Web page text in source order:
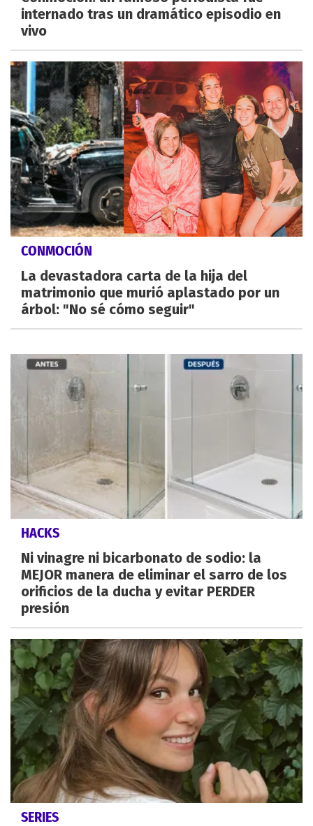
internado tras un dramático episodio en
vivo
CONMOCIÓN
La devastadora carta de la hija del
matrimonio que murió aplastado por un
árbol: "No sé cómo seguir"
HACKS
Ni vinagre ni bicarbonato de sodio: la
MEJOR manera de eliminar el sarro de los
orificios de la ducha y evitar PERDER
presión
SERIES